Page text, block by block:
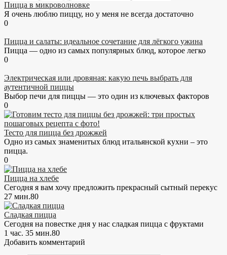
Пицца в микроволновке
Я очень люблю пиццу, но у меня не всегда достаточно
0
Пицца и салаты: идеальное сочетание для лёгкого ужина
Пицца — одно из самых популярных блюд, которое легко
0
Электрическая или дровяная: какую печь выбрать для
аутентичной пиццы
Выбор печи для пиццы — это один из ключевых факторов
0
Тесто для пицца без дрожжей
Одно из самых знаменитых блюд итальянской кухни – это
пицца.
0
Пицца на хлебе
Сегодня я вам хочу предложить прекрасный сытный перекус
27 мин.80
Сладкая пицца
Сегодня на повестке дня у нас сладкая пицца с фруктами
1 час. 35 мин.80
Добавить комментарий